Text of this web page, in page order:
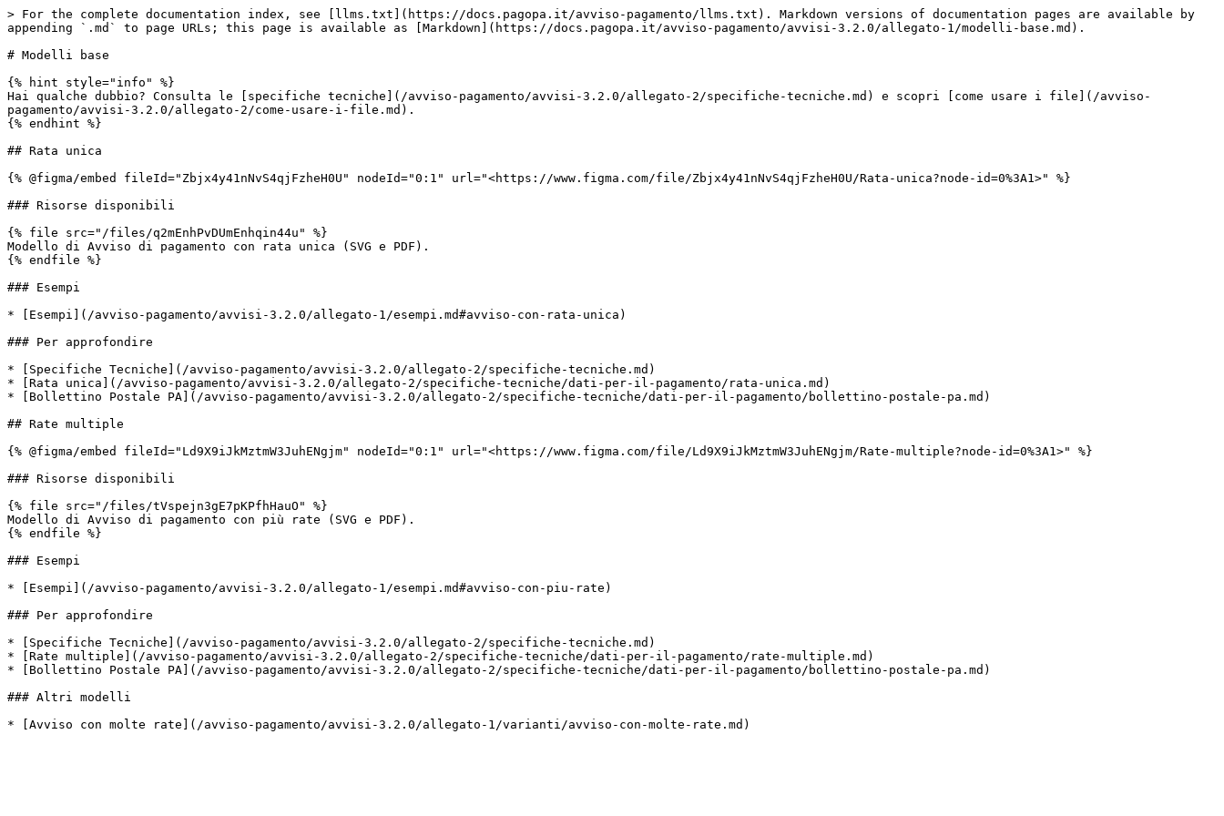
> For the complete documentation index, see [llms.txt](https://docs.pagopa.it/avviso-pagamento/llms.txt). Markdown versions of documentation pages are available by
appending `.md` to page URLs; this page is available as [Markdown](https://docs.pagopa.it/avviso-pagamento/avvisi-3.2.0/allegato-1/modelli-base.md).
# Modelli base
{% hint style="info" %}
Hai qualche dubbio? Consulta le [specifiche tecniche](/avviso-pagamento/avvisi-3.2.0/allegato-2/specifiche-tecniche.md) e scopri [come usare i file](/avviso-
pagamento/avvisi-3.2.0/allegato-2/come-usare-i-file.md).
{% endhint %}
## Rata unica
{% @figma/embed fileId="Zbjx4y41nNvS4qjFzheH0U" nodeId="0:1" url="<https://www.figma.com/file/Zbjx4y41nNvS4qjFzheH0U/Rata-unica?node-id=0%3A1>" %}
### Risorse disponibili
{% file src="/files/q2mEnhPvDUmEnhqin44u" %}
Modello di Avviso di pagamento con rata unica (SVG e PDF).
{% endfile %}
### Esempi
* [Esempi](/avviso-pagamento/avvisi-3.2.0/allegato-1/esempi.md#avviso-con-rata-unica)
### Per approfondire
* [Specifiche Tecniche](/avviso-pagamento/avvisi-3.2.0/allegato-2/specifiche-tecniche.md)
* [Rata unica](/avviso-pagamento/avvisi-3.2.0/allegato-2/specifiche-tecniche/dati-per-il-pagamento/rata-unica.md)
* [Bollettino Postale PA](/avviso-pagamento/avvisi-3.2.0/allegato-2/specifiche-tecniche/dati-per-il-pagamento/bollettino-postale-pa.md)
## Rate multiple
{% @figma/embed fileId="Ld9X9iJkMztmW3JuhENgjm" nodeId="0:1" url="<https://www.figma.com/file/Ld9X9iJkMztmW3JuhENgjm/Rate-multiple?node-id=0%3A1>" %}
### Risorse disponibili
{% file src="/files/tVspejn3gE7pKPfhHauO" %}
Modello di Avviso di pagamento con più rate (SVG e PDF).
{% endfile %}
### Esempi
* [Esempi](/avviso-pagamento/avvisi-3.2.0/allegato-1/esempi.md#avviso-con-piu-rate)
### Per approfondire
* [Specifiche Tecniche](/avviso-pagamento/avvisi-3.2.0/allegato-2/specifiche-tecniche.md)
* [Rate multiple](/avviso-pagamento/avvisi-3.2.0/allegato-2/specifiche-tecniche/dati-per-il-pagamento/rate-multiple.md)
* [Bollettino Postale PA](/avviso-pagamento/avvisi-3.2.0/allegato-2/specifiche-tecniche/dati-per-il-pagamento/bollettino-postale-pa.md)
### Altri modelli